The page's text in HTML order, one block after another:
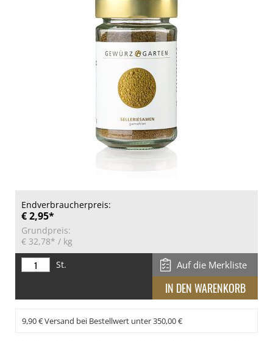
Endverbraucherpreis:
€ 2,95*
Grundpreis:
€ 32,78* / kg
St.
Auf die Merkliste
9,90 € Versand bei Bestellwert unter 350,00 €